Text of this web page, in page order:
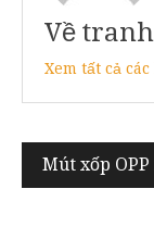
Về
Xem tất cả
Điều
hướng
Mút xốp